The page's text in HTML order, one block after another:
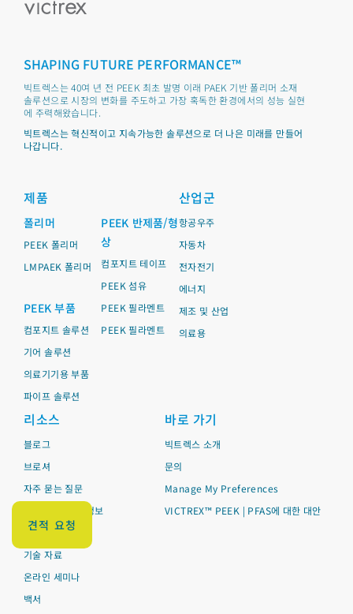
견적 요청
SHAPING FUTURE PERFORMANCE™
빅트렉스는 40여 년 전 PEEK 최초 발명 이래 PAEK 기반 폴리머 소재
솔루션으로 시장의 변화를 주도하고 가장 혹독한 환경에서의 성능 실현
에 주력해왔습니다.
빅트렉스는 혁신적이고 지속가능한 솔루션으로 더 나은 미래를 만들어
나갑니다.
제품
폴리머
PEEK 폴리머
LMPAEK 폴리머
PEEK 부품
컴포지트 솔루션
기어 솔루션
의료기기용 부품
파이프 솔루션
PEEK 반제품/형
상
컴포지트 테이프
PEEK 섬유
PEEK 필라멘트
PEEK 필라멘트
산업군
항공우주
자동차
전자전기
에너지
제조 및 산업
의료용
리소스
블로그
브로셔
자주 묻는 질문
규정 준수 관련 정보
기술 데이터시트
기술 자료
온라인 세미나
백서
바로 가기
빅트렉스 소개
문의
Manage My Preferences
VICTREX™ PEEK | PFAS에 대한 대안